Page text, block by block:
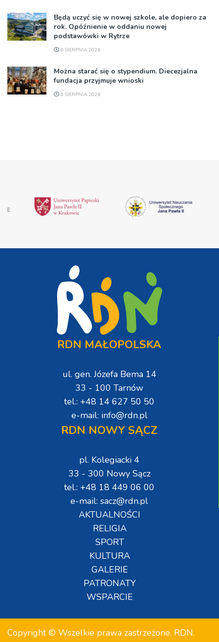
Będą uczyć się w nowej szkole, ale dopiero za
rok. Opóźnienie w oddaniu nowej
podstawówki w Rytrze
6 SIERPNIA 2026
Można starać się o stypendium. Diecezjalna
fundacja przyjmuje wnioski
6 SIERPNIA 2026
RDN MAŁOPOLSKA
ul. gen. Józefa Bema 14
33 - 100 Tarnów
tel.: +48 14 627 50 50
e-mail: info@rdn.pl
RDN NOWY SĄCZ
pl. Kolegiacki 4
33 - 300 Nowy Sącz
tel.: +48 18 449 06 00
e-mail: sacz@rdn.pl
AKTUALNOŚCI
RELIGIA
SPORT
KULTURA
GALERIE
PATRONATY
WSPARCIE
Copyright © Wszelkie prawa zastrzeżone. RDN.